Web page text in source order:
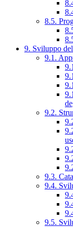
8.5.
9. Sviluppo
9.1.
9.2.
9.3.
9.4.
9.5.